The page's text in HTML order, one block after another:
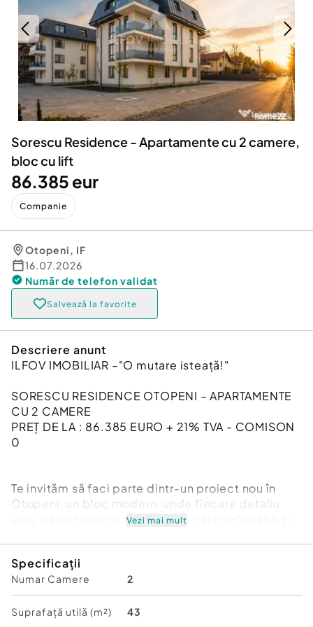
Servicii
Animale de companie
Afaceri și echipamente profesionale
Inchiriere Bunuri si Vehicule
Utilaje agricole si industriale
Piese auto si accesorii
Dacia Duster
Sorescu Residence - Apartamente cu 2 camere,
bloc cu lift
86.385 eur
Companie
Otopeni, IF
16.07.2026
Număr de telefon validat
Salvează la favorite
Descriere anunt
ILFOV IMOBILIAR –"O mutare isteață!"
SORESCU RESIDENCE OTOPENI – APARTAMENTE
CU 2 CAMERE
PREȚ DE LA : 86.385 EURO + 21% TVA - COMISON
0
Te invităm să faci parte dintr-un proiect nou în
Otopeni, un bloc modern, unde fiecare detaliu
este gândit pentru a-ți oferi un trai confortabil și
stilul cu funcționalitatea.
Amplasare foarte buna pe str. Marin Sorescu la 2
min de Parcul 1Mai din Otopeni si 10 min de
Vezi mai mult
Specificații
Numar Camere 2
Suprafață utilă (m²) 43